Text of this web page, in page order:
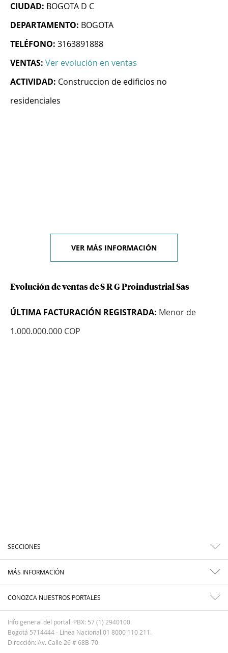
CIUDAD: BOGOTA D C
DEPARTAMENTO: BOGOTA
TELÉFONO: 3163891888
VENTAS: Ver evolución en ventas
ACTIVIDAD: Construccion de edificios no
residenciales
VER MÁS INFORMACIÓN
Evolución de ventas de S R G Proindustrial Sas
ÚLTIMA FACTURACIÓN REGISTRADA: Menor de
1.000.000.000 COP
SECCIONES
MÁS INFORMACIÓN
CONOZCA NUESTROS PORTALES
Info general del portal: PBX: 57 (1) 2940100.
Bogotá 5714444 - Línea Nacional 01 8000 110 211.
Dirección: Av. Calle 26 # 68B-70.